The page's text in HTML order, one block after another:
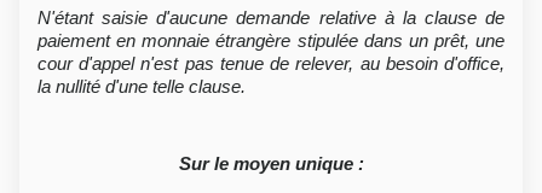
N'étant saisie d'aucune demande relative à la clause de
paiement en monnaie étrangère stipulée dans un prêt, une
cour d'appel n'est pas tenue de relever, au besoin d'office,
la nullité d'une telle clause.
Sur le moyen unique :